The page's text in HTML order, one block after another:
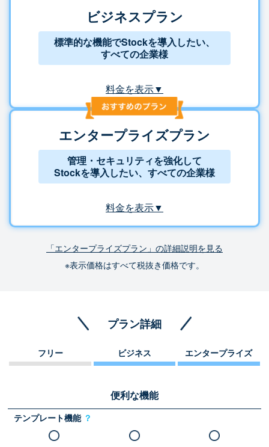
ビジネスプラン
標準的な機能でStockを導入したい、
すべての企業様
料金を表示▼
エンタープライズプラン
管理・セキュリティを強化して
Stockを導入したい、すべての企業様
料金を表示▼
「エンタープライズプラン」の詳細説明を見る
※表示価格はすべて税抜き価格です。
プラン詳細
フリー ビジネス エンタープライズ
便利な機能
テンプレート機能 ？